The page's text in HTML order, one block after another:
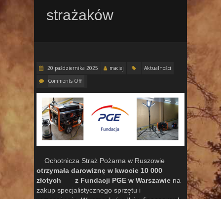
strażaków
20 października 2025 maciej
Aktualności
Comments Off
Ochotnicza Straż Pożarna w Ruszowie
otrzymała darowiznę w kwocie 10 000
złotych z Fundacji PGE w Warszawie na
zakup specjalistycznego sprzętu i